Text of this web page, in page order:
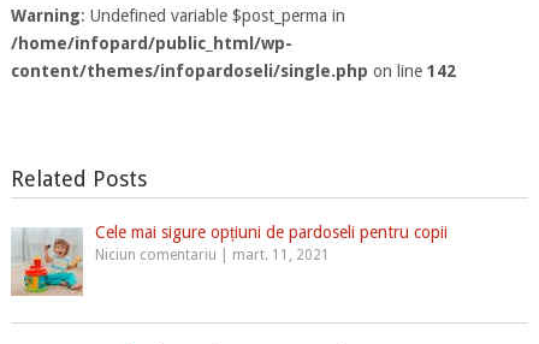
Warning: Undefined variable $post_perma in
/home/infopard/public_html/wp-
content/themes/infopardoseli/single.php on line 142
Related Posts
Cele mai sigure opțiuni de pardoseli pentru copii
Niciun comentariu mart. 11, 2021